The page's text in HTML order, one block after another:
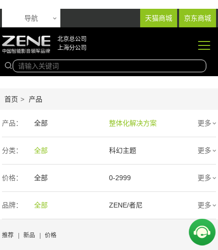
天猫商城 京东商城
导航
北京总公司
上海分公司
首页 > 产品
产品： 全部 整体化解决方案
音响产品 投影产品
专业扩声音箱 幕布产品
声学产品 智能产品
周边产品
更多
分类： 全部 科幻主题
欧式 新中式
现代简约 简欧
更多
价格： 全部 0-2999
3000-9999 1万-5万
5万-15万
更多
品牌： 全部 ZENE/者尼 更多
推荐 | 新品 | 价格